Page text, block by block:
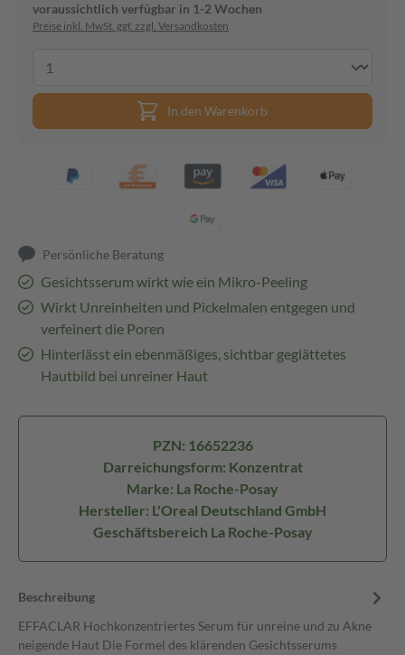
voraussichtlich verfügbar in 1-2 Wochen
Preise inkl. MwSt. ggf. zzgl. Versandkosten
In den Warenkorb
Persönliche Beratung
Gesichtsserum wirkt wie ein Mikro-Peeling
Wirkt Unreinheiten und Pickelmalen entgegen und
verfeinert die Poren
Hinterlässt ein ebenmäßiges, sichtbar geglättetes
Hautbild bei unreiner Haut
PZN: 16652236
Darreichungsform: Konzentrat
Marke: La Roche-Posay
Hersteller: L'Oreal Deutschland GmbH
Geschäftsbereich La Roche-Posay
Beschreibung
EFFACLAR Hochkonzentriertes Serum für unreine und zu Akne
neigende Haut Die Formel des klärenden Gesichtsserums